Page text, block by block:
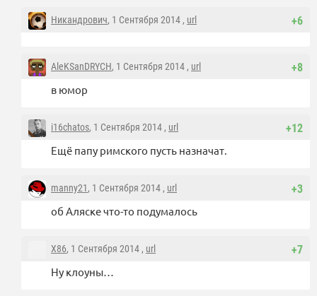
+6
Никандрович, 1 Сентября 2014 , url
+8
AleKSanDRYCH, 1 Сентября 2014 , url
в юмор
+12
i16chatos, 1 Сентября 2014 , url
Ещё папу римского пусть назначат.
+3
manny21, 1 Сентября 2014 , url
об Аляске что-то подумалось
+7
X86, 1 Сентября 2014 , url
Ну клоуны…